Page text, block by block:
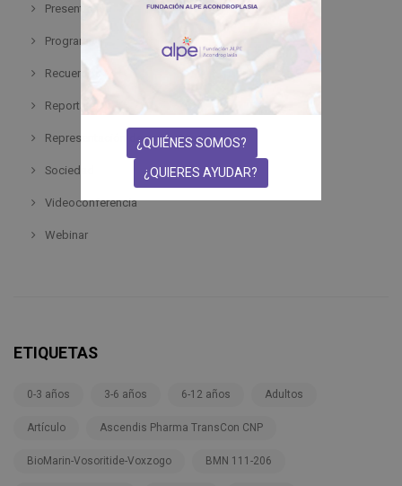
Presentación
Programa
Recuerdos
Reportaje
Representación de pacientes
Sociedad
Videoconferencia
Webinar
ETIQUETAS
0-3 años 3-6 años 6-12 años Adultos
Artículo Ascendis Pharma TransCon CNP
BioMarin-Vosoritide-Voxzogo BMN 111-206
¿QUIÉNES SOMOS?
¿QUIERES AYUDAR?